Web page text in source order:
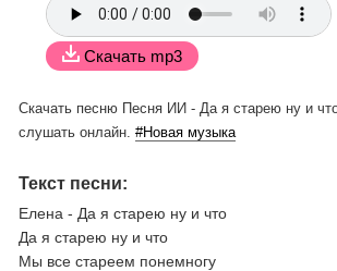
Скачать mp3
Скачать песню Песня ИИ - Да я старею ну и
слушать онлайн. #Новая музыка
Текст песни:
Елена - Да я старею ну и что
Да я старею ну и что
Мы все стареем понемногу